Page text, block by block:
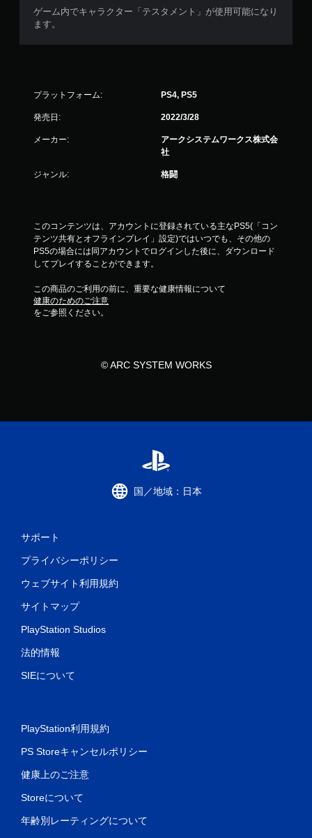
ゲーム内でキャラクター「テスタメント」が使用可能になり
ます。
プラットフォーム: PS4, PS5
発売日: 2022/3/28
メーカー:
アークシステムワークス株式会
社
ジャンル: 格闘
このコンテンツは、アカウントに登録されている主なPS5(「コン
テンツ共有とオフラインプレイ」設定)ではいつでも、その他の
PS5の場合には同アカウントでログインした後に、ダウンロード
してプレイすることができます。
この商品のご利用の前に、重要な健康情報について
健康のためのご注意
をご参照ください。
© ARC SYSTEM WORKS
国／地域：日本
サポート
プライバシーポリシー
ウェブサイト利用規約
サイトマップ
PlayStation Studios
法的情報
SIEについて
PlayStation利用規約
PS Storeキャンセルポリシー
健康上のご注意
Storeについて
年齢別レーティングについて